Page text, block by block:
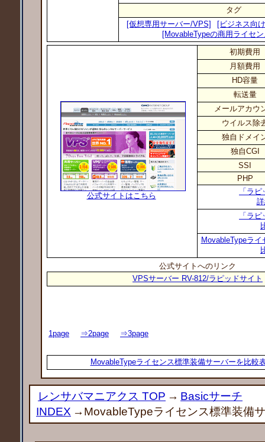
タグ
[仮想専用サーバー/VPS]
[ビジネス向
[MovableTypeの商用ライセ
公式サイトはこちら
初期費用
月額費用
HD容量
転送量
メールアカウ
ウイルス除
独自ドメイ
独自CGI
SSI
PHP
「ラ
「ラ
MovableTypeラ
公式サイトへのリンク
VPSサーバー RV-812/ラピッドサイト
1page ⇒2page ⇒3page
MovableTypeライセンス標準装備サーバーを比較
レンサバマニアクス TOP → Basicサーチ
INDEX →MovableTypeライセンス標準装備